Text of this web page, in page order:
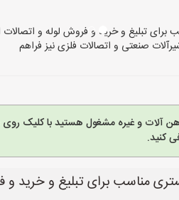
آلات و غیره مشغول هستید با کلیک روی
کنید.